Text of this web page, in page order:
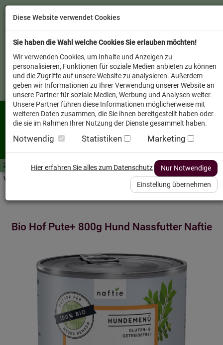
Zutaten A-Z Futterwissen mit Vorrat SPAREN AllesFinder
Service FAQ
Verkäufer vor Ort
Hund Nassfutter
Bio Hof Pute+ 800g Hund Nassfutter Naftie
Diese Website verwendet Cookies
Sie haben die Wahl welche Cookies Sie erlauben möchten!
Wir verwenden Cookies, um Inhalte und Anzeigen zu
personalisieren, Funktionen für soziale Medien anbieten zu können
und die Zugriffe auf unsere Website zu analysieren. Außerdem
geben wir Informationen zu Ihrer Verwendung unserer Website an
unsere Partner für soziale Medien, Werbung und Analysen weiter.
Unsere Partner führen diese Informationen möglicherweise mit
weiteren Daten zusammen, die Sie ihnen bereitgestellt haben oder
die sie im Rahmen Ihrer Nutzung der Dienste gesammelt haben.
Notwendig Statistiken Marketing
Hier erfahren Sie alles zum Datenschutz Nur Notwendige
Einstellung übernehmen